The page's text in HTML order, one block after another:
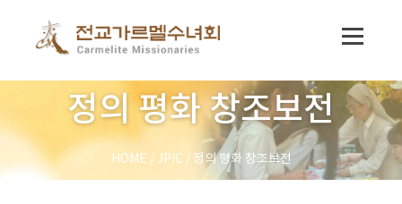
정의 평화 창조보전
HOME /JPIC / 정의 평화 창조보전